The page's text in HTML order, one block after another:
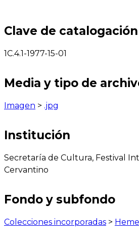
Clave de catalogación
1C.4.1-1977-15-01
Media y tipo de
Imagen > .jpg
Institución
Secretaría de Cultura, Festival
Cervantino
Fondo y subfondo
Colecciones incorporadas >